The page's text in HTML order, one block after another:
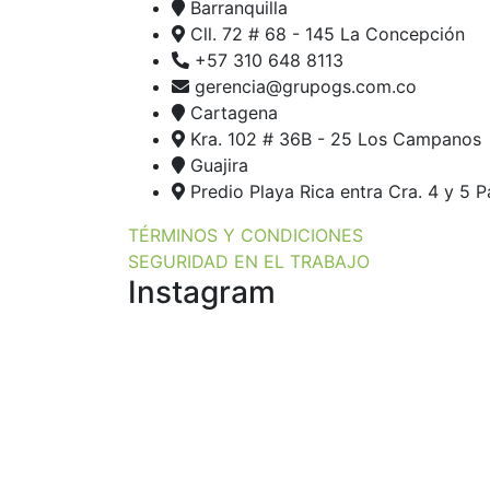
Barranquilla
Cll. 72 # 68 - 145 La Concepción
+57 310 648 8113
gerencia@grupogs.com.co
Cartagena
Kra. 102 # 36B - 25 Los Campanos
Guajira
Predio Playa Rica entra Cra. 4 y 5
TÉRMINOS Y CONDICIONES
SEGURIDAD EN EL TRABAJO
Instagram